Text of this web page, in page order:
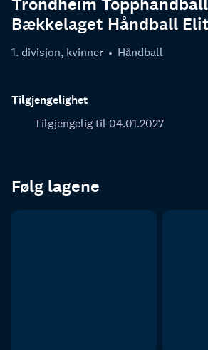
Trondheim
Bækkelaget Håndball
1. divisjon, kvinner Håndball
Tilgjengelighet
Tilgjengelig til 04.01.2027
Følg lagene